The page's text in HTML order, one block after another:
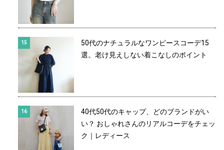
50代のナチュラルなワンピースコーデ15
選。老け見えしない着こなしのポイント
40代50代のキャップ、どのブランドがい
い？ おしゃれさんのリアルコーデをチェッ
ク｜レディース